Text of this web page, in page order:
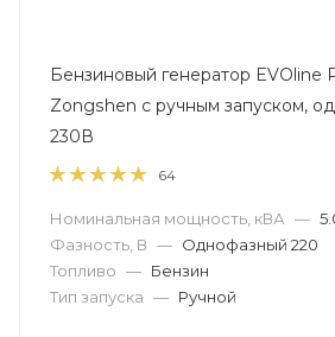
Бензиновый генератор EVOline
Zongshen с ручным запуском,
230В
64
Номинальная мощность, кВА —
Фазность, В — Однофазный 220
Топливо — Бензин
Тип запуска — Ручной